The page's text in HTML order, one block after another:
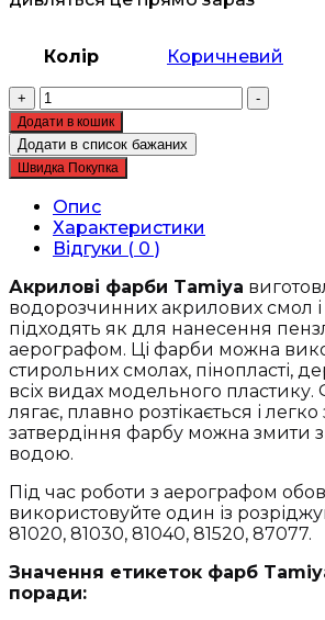
Колір Коричневий
+
Акрилова
фарба
-
Tamiya
-
Acrylic
mini
XF-
52
Flat
Earth
-
Землистий
матовий
(81752)
кількість
-
Додати в кошик
Додати в список бажаних
Швидка Покупка
Опис
Характеристики
Відгуки ( 0 )
Акрилові фарби Tamiya
водорозчинних акрилових смол
підходять як для нанесення
аерографом. Ці фарби можна
стирольних смолах, пінопласті,
всіх видах модельного
лягає, плавно розтікається і
затвердіння фарбу можна змити
водою.
Під час роботи з аерографом
використовуйте один із
81020, 81030, 81040, 81520, 87077.
Значення етикеток фарб
поради: